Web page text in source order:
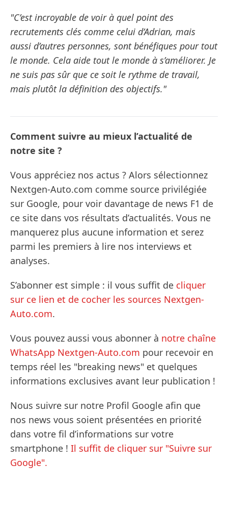
"C’est incroyable de voir à quel point des
recrutements clés comme celui d’Adrian, mais
aussi d’autres personnes, sont bénéfiques pour tout
le monde. Cela aide tout le monde à s’améliorer. Je
ne suis pas sûr que ce soit le rythme de travail,
mais plutôt la définition des objectifs."
Comment suivre au mieux l’actualité de
notre site ?
Vous appréciez nos actus ? Alors sélectionnez
Nextgen-Auto.com comme source privilégiée
sur Google, pour voir davantage de news F1 de
ce site dans vos résultats d’actualités. Vous ne
manquerez plus aucune information et serez
parmi les premiers à lire nos interviews et
analyses.
S’abonner est simple : il vous suffit de cliquer
sur ce lien et de cocher les sources Nextgen-
Auto.com.
Vous pouvez aussi vous abonner à notre chaîne
WhatsApp Nextgen-Auto.com pour recevoir en
temps réel les "breaking news" et quelques
informations exclusives avant leur publication !
Nous suivre sur notre Profil Google afin que
nos news vous soient présentées en priorité
dans votre fil d’informations sur votre
smartphone ! Il suffit de cliquer sur "Suivre sur
Google".